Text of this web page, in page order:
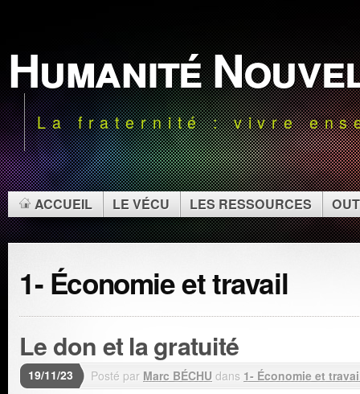
Humanité
La fraternité : vivre
ACCUEIL LE VÉCU LES RESSOURCES
1- Économie et travail
Le don et la gratuité
19/11/23 Posté par Marc BÉCHU dans 1- Économie et